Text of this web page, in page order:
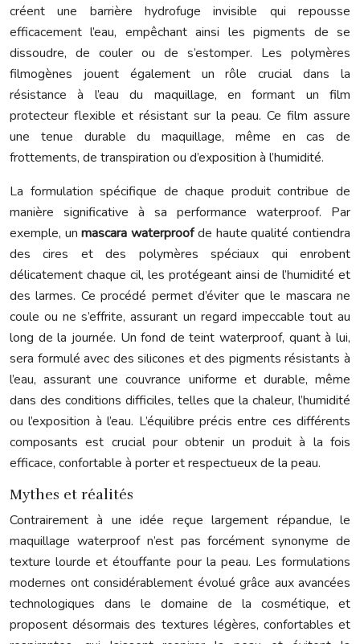
créent une barrière hydrofuge invisible qui repousse
efficacement l’eau, empêchant ainsi les pigments de se
dissoudre, de couler ou de s’estomper. Les polymères
filmogènes jouent également un rôle crucial dans la
résistance à l’eau du maquillage, en formant un film
protecteur flexible et résistant sur la peau. Ce film assure
une tenue durable du maquillage, même en cas de
frottements, de transpiration ou d’exposition à l’humidité.
La formulation spécifique de chaque produit contribue de
manière significative à sa performance waterproof. Par
exemple, unmascara waterproofde haute qualité contiendra
des cires et des polymères spéciaux qui enrobent
délicatement chaque cil, les protégeant ainsi de l’humidité et
des larmes. Ce procédé permet d’éviter que le mascara ne
coule ou ne s’effrite, assurant un regard impeccable tout au
long de la journée. Un fond de teint waterproof, quant à lui,
sera formulé avec des silicones et des pigments résistants à
l’eau, assurant une couvrance uniforme et durable, même
dans des conditions difficiles, telles que la chaleur, l’humidité
ou l’exposition à l’eau. L’équilibre précis entre ces différents
composants est crucial pour obtenir un produit à la fois
efficace, confortable à porter et respectueux de la peau.
Mythes et réalités
Contrairement à une idée reçue largement répandue, le
maquillage waterproof n’est pas forcément synonyme de
texture lourde et étouffante pour la peau. Les formulations
modernes ont considérablement évolué grâce aux avancées
technologiques dans le domaine de la cosmétique, et
proposent désormais des textures légères, confortables et